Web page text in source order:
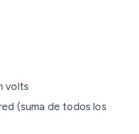
volts
(suma de todos los